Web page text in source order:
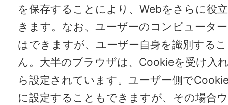
を保存することにより、 Webをさらに役
きます。なお、ユーザーのコンピュータ
はできますが、ユーザー自身を識別する
ん。大半のブラウザは、 Cookieを受け入
ら設定されています。ユーザー側で
に設定することもできますが、その場合